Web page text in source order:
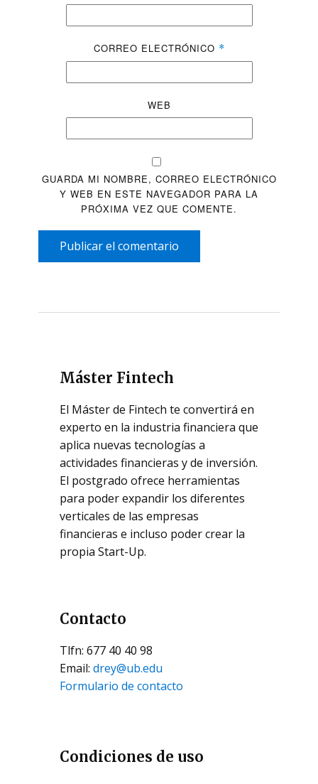
CORREO ELECTRÓNICO *
WEB
GUARDA MI NOMBRE, CORREO ELECTRÓNICO
Y WEB EN ESTE NAVEGADOR PARA LA
PRÓXIMA VEZ QUE COMENTE.
Publicar el comentario
Máster Fintech
El Máster de Fintech te convertirá en
experto en la industria financiera que
aplica nuevas tecnologías a
actividades financieras y de inversión.
El postgrado ofrece herramientas
para poder expandir los diferentes
verticales de las empresas
financieras e incluso poder crear la
propia Start-Up.
Contacto
Tlfn: 677 40 40 98
Email: drey@ub.edu
Formulario de contacto
Condiciones de uso